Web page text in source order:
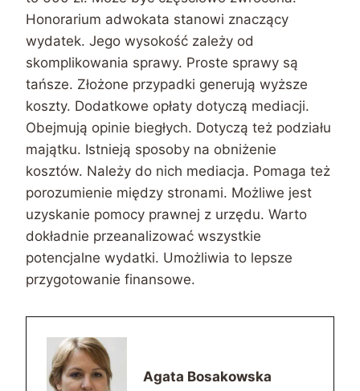
Honorarium adwokata stanowi znaczący
wydatek. Jego wysokość zależy od
skomplikowania sprawy. Proste sprawy są
tańsze. Złożone przypadki generują wyższe
koszty. Dodatkowe opłaty dotyczą mediacji.
Obejmują opinie biegłych. Dotyczą też podziału
majątku. Istnieją sposoby na obniżenie
kosztów. Należy do nich mediacja. Pomaga też
porozumienie między stronami. Możliwe jest
uzyskanie pomocy prawnej z urzędu. Warto
dokładnie przeanalizować wszystkie
potencjalne wydatki. Umożliwia to lepsze
przygotowanie finansowe.
Agata Bosakowska